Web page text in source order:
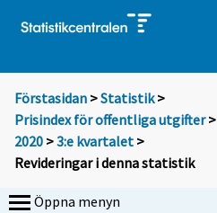
Förstasidan >Statistik >
Prisindex för offentliga utgifter>
2020 >3:e kvartalet >
Revideringar i denna statistik
Öppna menyn